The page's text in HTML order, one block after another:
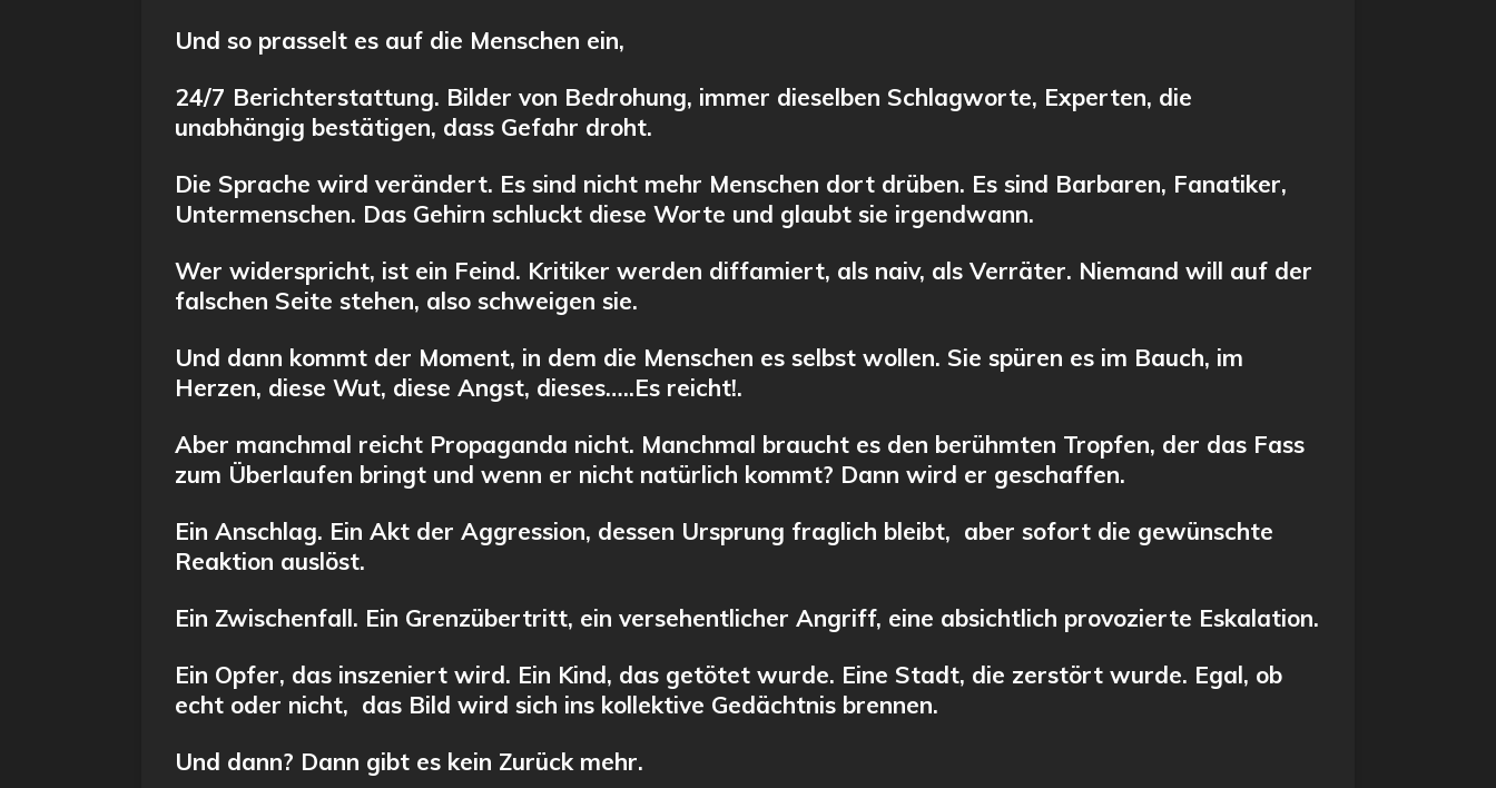
Und so prasselt es auf die Menschen ein,
24/7 Berichterstattung. Bilder von Bedrohung, immer dieselben Schlagworte, Experten, die
unabhängig bestätigen, dass Gefahr droht.
Die Sprache wird verändert. Es sind nicht mehr Menschen dort drüben. Es sind Barbaren, Fanatiker,
Untermenschen. Das Gehirn schluckt diese Worte und glaubt sie irgendwann.
Wer widerspricht, ist ein Feind. Kritiker werden diffamiert, als naiv, als Verräter. Niemand will auf der
falschen Seite stehen, also schweigen sie.
Und dann kommt der Moment, in dem die Menschen es selbst wollen. Sie spüren es im Bauch, im
Herzen, diese Wut, diese Angst, dieses…..Es reicht!.
Aber manchmal reicht Propaganda nicht. Manchmal braucht es den berühmten Tropfen, der das Fass
zum Überlaufen bringt und wenn er nicht natürlich kommt? Dann wird er geschaffen.
Ein Anschlag. Ein Akt der Aggression, dessen Ursprung fraglich bleibt, aber sofort die gewünschte
Reaktion auslöst.
Ein Zwischenfall. Ein Grenzübertritt, ein versehentlicher Angriff, eine absichtlich provozierte Eskalation.
Ein Opfer, das inszeniert wird. Ein Kind, das getötet wurde. Eine Stadt, die zerstört wurde. Egal, ob
echt oder nicht, das Bild wird sich ins kollektive Gedächtnis brennen.
Und dann? Dann gibt es kein Zurück mehr.